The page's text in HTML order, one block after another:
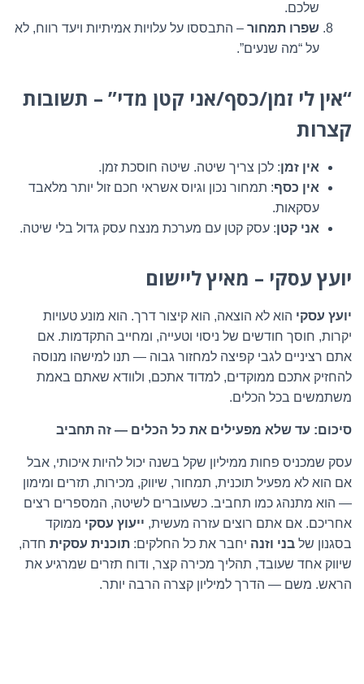
שלכם.
שפרו תמחור – התבססו על עלויות אמיתיות ויעד רווח, לא
על “מה שנעים”.
“אין לי זמן/כסף/אני קטן מדי” – תשובות
קצרות
אין זמן: לכן צריך שיטה. שיטה חוסכת זמן.
אין כסף: תמחור נכון וגיוס אשראי חכם זול יותר מלאבד
עסקאות.
אני קטן: עסק קטן עם מערכת מנצח עסק גדול בלי שיטה.
יועץ עסקי – מאיץ ליישום
יועץ עסקי הוא לא הוצאה, הוא קיצור דרך. הוא מונע טעויות
יקרות, חוסך חודשים של ניסוי וטעייה, ומחייב התקדמות. אם
אתם רציניים לגבי קפיצה למחזור גבוה — תנו למישהו מנוסה
להחזיק אתכם ממוקדים, למדוד אתכם, ולוודא שאתם באמת
משתמשים בכל הכלים.
סיכום: עד שלא מפעילים את כל הכלים — זה תחביב
עסק שמכניס פחות ממיליון שקל בשנה יכול להיות איכותי, אבל
אם הוא לא מפעיל תוכנית, תמחור, שיווק, מכירות, תזרים ומימון
— הוא מתנהג כמו תחביב. כשעוברים לשיטה, המספרים רצים
אחריכם. אם אתם רוצים עזרה מעשית, ייעוץ עסקי ממוקד
בסגנון של בני וזנה יחבר את כל החלקים: תוכנית עסקית חדה,
שיווק אחד שעובד, תהליך מכירה קצר, ודוח תזרים שמרגיע את
הראש. משם — הדרך למיליון קצרה הרבה יותר.